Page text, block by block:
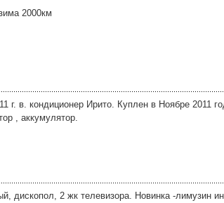
2000км
г. в. кондиционер Ирито. Куплен в Ноябре 2011
, аккумулятор.
дископол, 2 жк телевизора. Новинка -лимузин